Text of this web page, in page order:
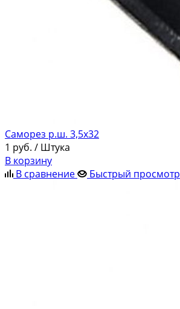
Саморез р.ш. 3,5х32
1 руб. / Штука
В корзину
В сравнение
Быстрый просмотр